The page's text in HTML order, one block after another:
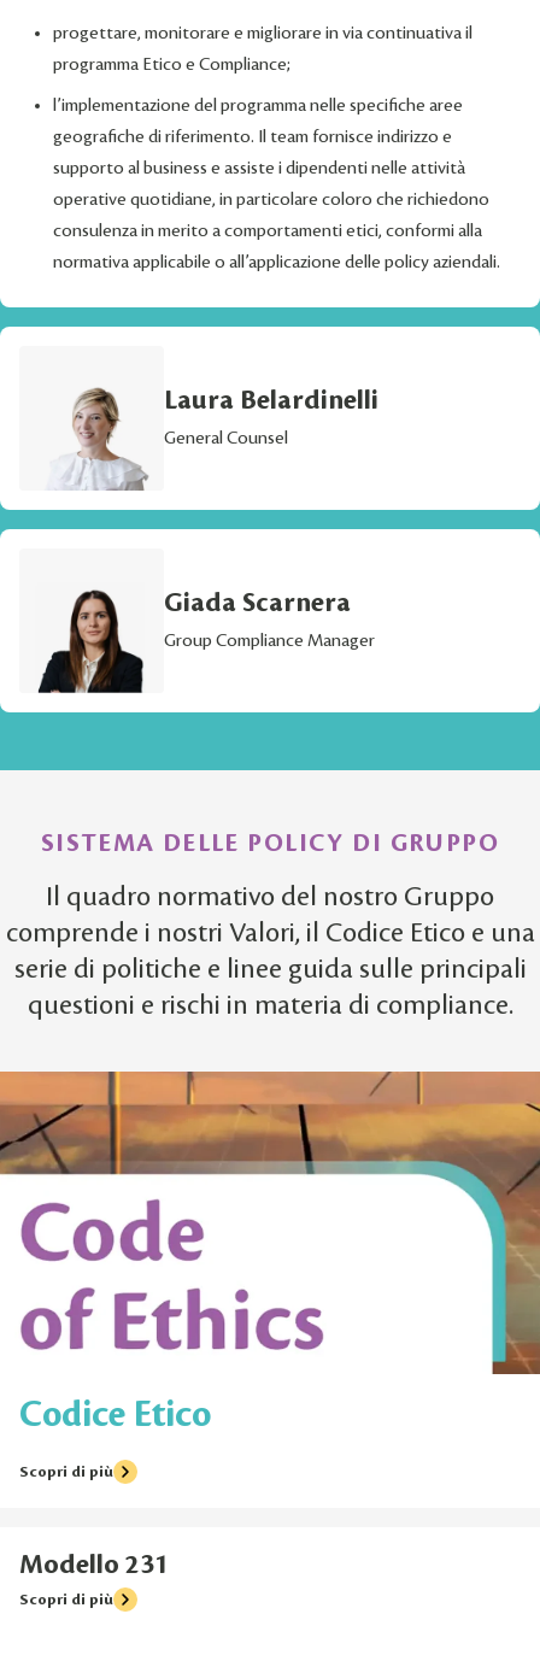
progettare, monitorare e migliorare in via continuativa il
programma Etico e Compliance;
l’implementazione del programma nelle specifiche aree
geografiche di riferimento. Il team fornisce indirizzo e
supporto al business e assiste i dipendenti nelle attività
operative quotidiane, in particolare coloro che richiedono
consulenza in merito a comportamenti etici, conformi alla
normativa applicabile o all’applicazione delle policy aziendali.
Laura Belardinelli
General Counsel
Giada Scarnera
Group Compliance Manager
SISTEMA DELLE POLICY DI GRUPPO
Il quadro normativo del nostro Gruppo
comprende i nostri Valori, il Codice Etico e una
serie di politiche e linee guida sulle principali
questioni e rischi in materia di compliance.
Codice Etico
Scopri di più
Modello 231
Scopri di più